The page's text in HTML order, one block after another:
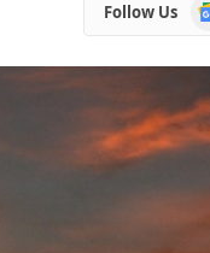
Follow Us